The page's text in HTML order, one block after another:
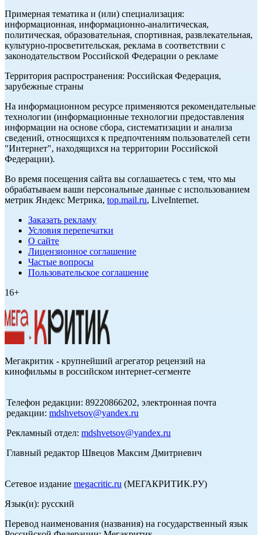
Примерная тематика и (или) специализация:
информационная, информационно-аналитическая,
политическая, образовательная, спортивная, развлекательная,
культурно-просветительская, реклама в соответствии с
законодательством Российской Федерации о рекламе
Территория распространения: Российская Федерация,
зарубежные страны
На информационном ресурсе применяются рекомендательные
технологии (информационные технологии предоставления
информации на основе сбора, систематизации и анализа
сведений, относящихся к предпочтениям пользователей сети
"Интернет", находящихся на территории Российской
Федерации).
Во время посещения сайта вы соглашаетесь с тем, что мы
обрабатываем ваши персональные данные с использованием
метрик Яндекс Метрика, top.mail.ru, LiveInternet.
Заказать рекламу
Условия перепечатки
О сайте
Лицензионное соглашение
Частые вопросы
Пользовательское соглашение
16+
Мегакритик - крупнейший агрегатор рецензий на
кинофильмы в российском интернет-сегменте
Телефон редакции: 89220866202, электронная почта
редакции: mdshvetsov@yandex.ru
Рекламный отдел: mdshvetsov@yandex.ru
Главный редактор Швецов Максим Дмитриевич
Сетевое издание megacritic.ru (МЕГАКРИТИК.РУ)
Язык(и): русский
Перевод наименования (названия) на государственный язык